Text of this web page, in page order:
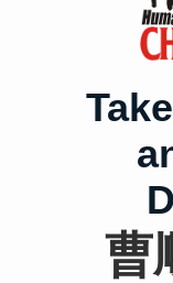
曹